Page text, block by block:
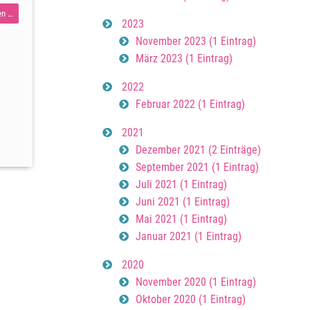
…
2023
November 2023 (1 Eintrag)
März 2023 (1 Eintrag)
2022
Februar 2022 (1 Eintrag)
2021
Dezember 2021 (2 Einträge)
September 2021 (1 Eintrag)
Juli 2021 (1 Eintrag)
Juni 2021 (1 Eintrag)
Mai 2021 (1 Eintrag)
Januar 2021 (1 Eintrag)
2020
November 2020 (1 Eintrag)
Oktober 2020 (1 Eintrag)